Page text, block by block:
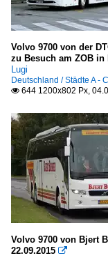
Volvo 9700 von der
zu Besuch am ZOB
Lugi
Deutschland / Städte A -
 644 1200x802 Px,
Volvo 9700 von Bjert
22.09.2015 